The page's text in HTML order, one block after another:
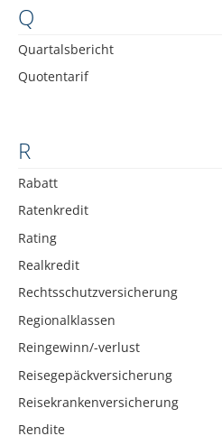
Q
Quartalsbericht
Quotentarif
R
Rabatt
Ratenkredit
Rating
Realkredit
Rechtsschutzversicherung
Regionalklassen
Reingewinn/-verlust
Reisegepäckversicherung
Reisekrankenversicherung
Rendite